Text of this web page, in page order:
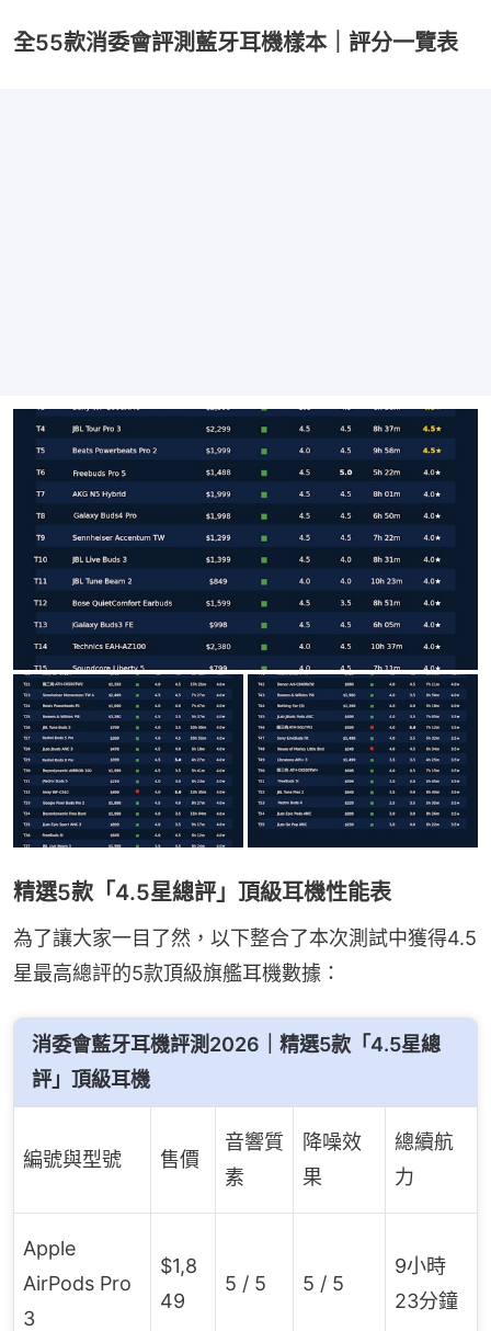
全55款消委會評測藍牙耳機樣本｜評分一覽表
精選5款「4.5星總評」頂級耳機性能表
為了讓大家一目了然，以下整合了本次測試中獲得4.5
星最高總評的5款頂級旗艦耳機數據：
消委會藍牙耳機評測2026｜精選5款「4.5星總
評」頂級耳機
編號與型號 售價
音響質
素
降噪效
果
總續航
力
Apple
AirPods Pro
3
$1,8
49
5 / 5 5 / 5
9小時
23分鐘